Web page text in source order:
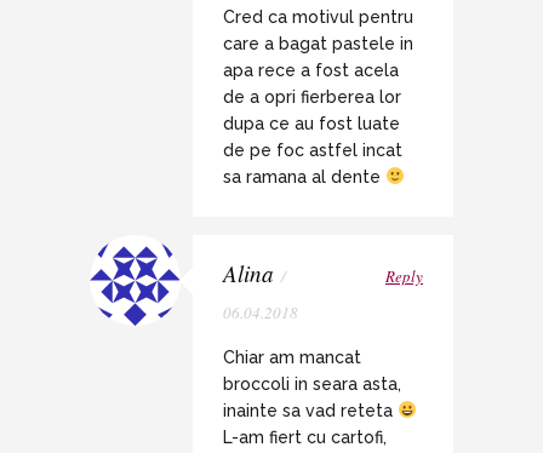
Cred ca motivul pentru
care a bagat pastele in
apa rece a fost acela
de a opri fierberea lor
dupa ce au fost luate
de pe foc astfel incat
sa ramana al dente
Alina /
06.04.2018
Reply
Chiar am mancat
broccoli in seara asta,
inainte sa vad reteta
L-am fiert cu cartofi,